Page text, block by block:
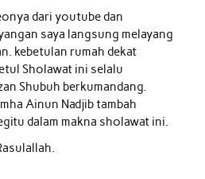
dari youtube dan
saya langsung melayang
kebetulan rumah dekat
Sholawat ini selalu
Shubuh berkumandang.
Ainun Nadjib tambah
dalam makna sholawat ini.